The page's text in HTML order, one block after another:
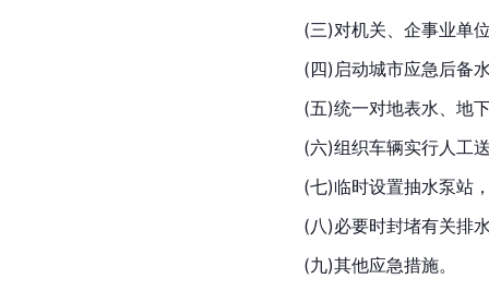
(三)对机关、企事业单
(四)启动城市应急后备
(五)统一对地表水、地
(六)组织车辆实行人工
(七)临时设置抽水泵站
(八)必要时封堵有关排
(九)其他应急措施。